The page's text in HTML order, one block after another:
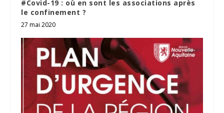
#Covid-19 : où en sont les associations après
le confinement ?
27 mai 2020